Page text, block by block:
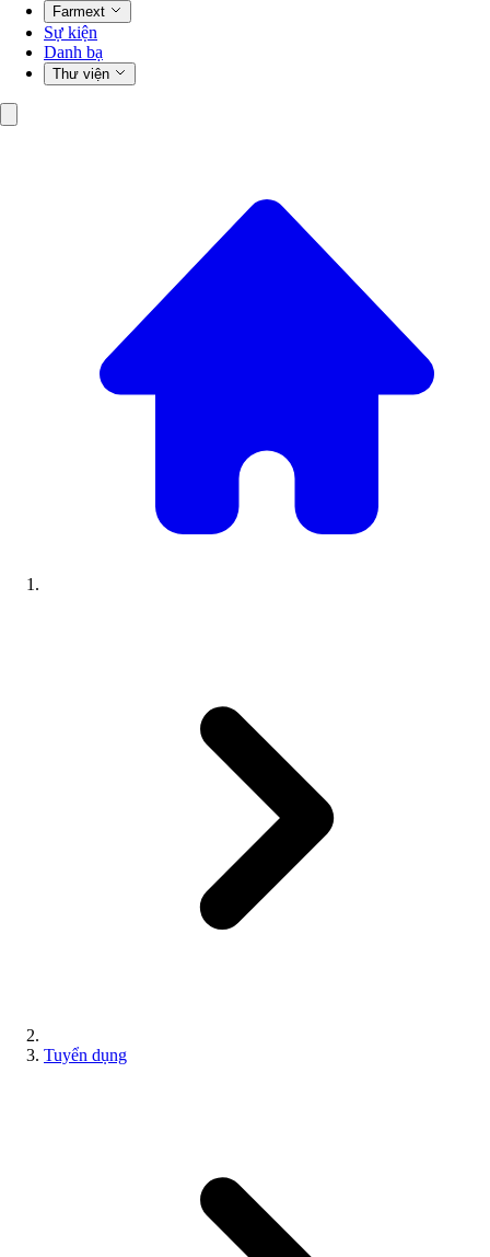
Farmext
Sự kiện
Danh bạ
Thư viện
Tuyển dụng